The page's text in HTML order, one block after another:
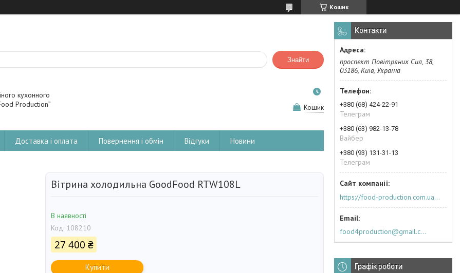
Кошик
Знайти
кухонного
Production”
Кошик
Доставка і оплата Повернення і обмін Відгуки Новини
Вітрина холодильна GoodFood RTW108L
В наявності
Код: 108210
27 400 ₴
Купити
Контакти
проспект Повітряних Сил, 38,
03186, Київ, Україна
+380 (68) 424-22-91
Телеграм
+380 (63) 982-13-78
Вайбер
+380 (93) 131-31-13
Телеграм
https://food-production.com.ua/ua/
food4production@gmail.com
Графік роботи